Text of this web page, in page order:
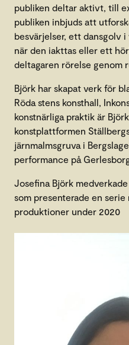
publiken deltar aktivt, till
publiken inbjuds att
besvärjelser, ett dansgolv
när den iakttas eller ett
deltagaren rörelse genom
Björk har skapat verk för
Röda stens konsthall,
konstnärliga praktik är
konstplattformen
järnmalmsgruva i
performance på
Josefina Björk
som presenterade en serie
produktioner under 2020